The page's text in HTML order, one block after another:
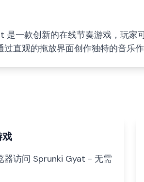
是一款创新的在线节奏游戏，玩
直观的拖放界面创作独特的音乐作
戏
器访问 Sprunki Gyat - 无需